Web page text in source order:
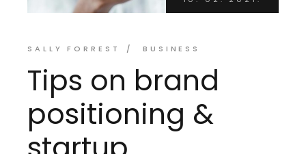
SALLY FORREST BUSINESS
Tips on brand
positioning &